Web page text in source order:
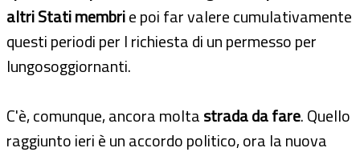
altri Stati membrie poi far valere cumulativamente
questi periodi per l richiesta di un permesso per
lungosoggiornanti.
C'è, comunque, ancora moltastrada da fare. Quello
raggiunto ieri è un accordo politico, ora la nuova